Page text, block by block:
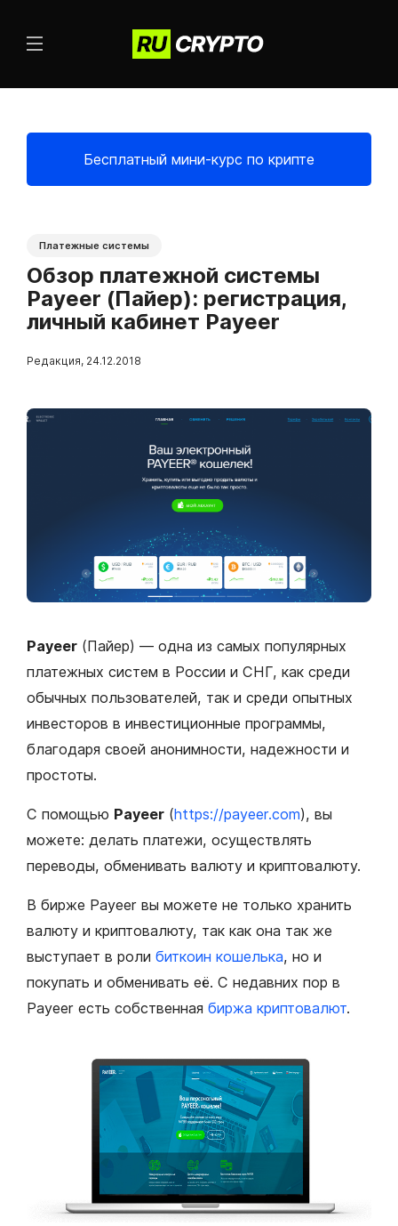
Бесплатный мини-курс по крипте
Платежные системы
Обзор платежной системы
Payeer (Пайер): регистрация,
личный кабинет Payeer
Редакция, 24.12.2018
Payeer (Пайер) — одна из самых популярных
платежных систем в России и СНГ, как среди
обычных пользователей, так и среди опытных
инвесторов в инвестиционные программы,
благодаря своей анонимности, надежности и
простоты.
С помощью Payeer (https://payeer.com), вы
можете: делать платежи, осуществлять
переводы, обменивать валюту и криптовалюту.
В бирже Payeer вы можете не только хранить
валюту и криптовалюту, так как она так же
выступает в роли биткоин кошелька, но и
покупать и обменивать её. С недавних пор в
Payeer есть собственная биржа криптовалют.